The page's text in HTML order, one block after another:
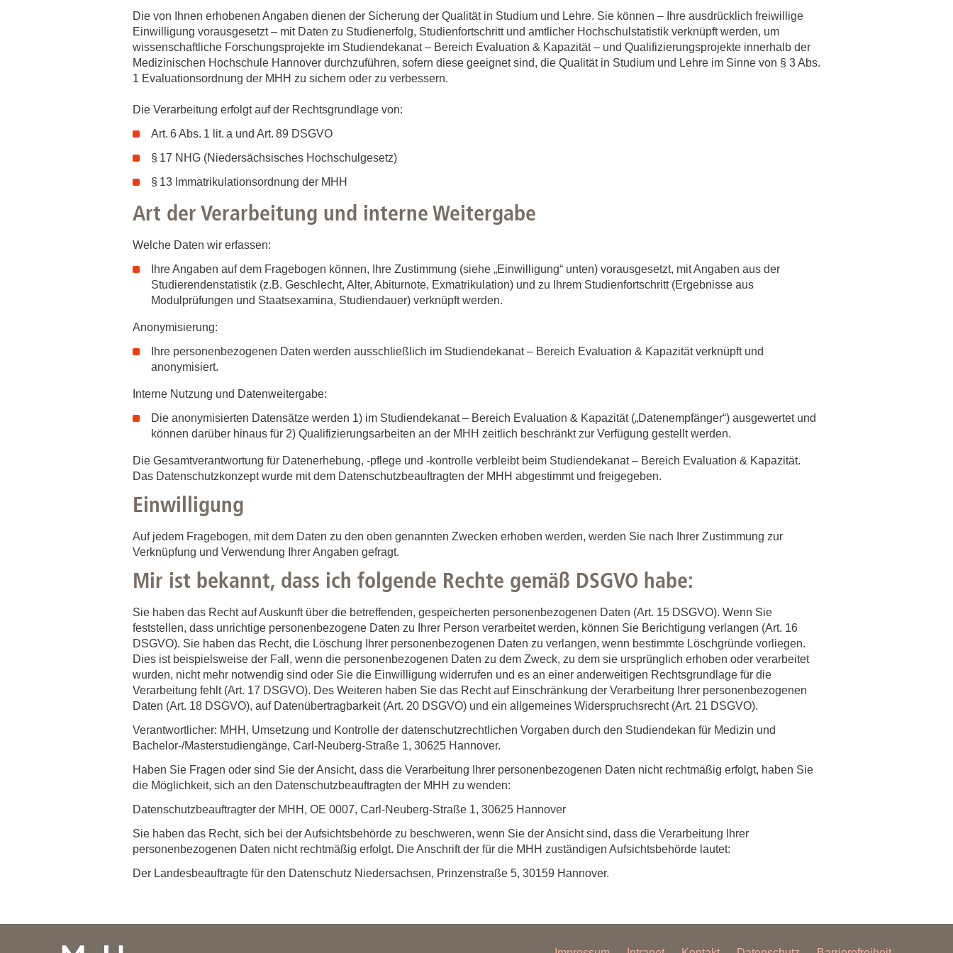
Akademische Karriereentwicklung
Ansprechpersonen
Forschungsdatenpolicy
Forschungsinformationssystem
Dekanin für Forschung und Transfer und
GWP-Kommission
Ombudswesen und Ombudsperson
Forschung - Wissen - Translation - Transfer
Partner:innen & Netzwerke
Die von Ihnen erhobenen Angaben dienen der Sicherung der Qualität in Studium und Lehre. Sie können – Ihre ausdrücklich freiwillige
Einwilligung vorausgesetzt – mit Daten zu Studienerfolg, Studienfortschritt und amtlicher Hochschulstatistik verknüpft werden, um
wissenschaftliche Forschungsprojekte im Studiendekanat – Bereich Evaluation & Kapazität – und Qualifizierungsprojekte innerhalb der
Medizinischen Hochschule Hannover durchzuführen, sofern diese geeignet sind, die Qualität in Studium und Lehre im Sinne von § 3 Abs.
1 Evaluationsordnung der MHH zu sichern oder zu verbessern.
Die Verarbeitung erfolgt auf der Rechtsgrundlage von:
Art. 6 Abs. 1 lit. a und Art. 89 DSGVO
§ 17 NHG (Niedersächsisches Hochschulgesetz)
§ 13 Immatrikulationsordnung der MHH
Art der Verarbeitung und interne Weitergabe
Welche Daten wir erfassen:
Ihre Angaben auf dem Fragebogen können, Ihre Zustimmung (siehe „Einwilligung“ unten) vorausgesetzt, mit Angaben aus der
Studierendenstatistik (z.B. Geschlecht, Alter, Abiturnote, Exmatrikulation) und zu Ihrem Studienfortschritt (Ergebnisse aus
Modulprüfungen und Staatsexamina, Studiendauer) verknüpft werden.
Anonymisierung:
Ihre personenbezogenen Daten werden ausschließlich im Studiendekanat – Bereich Evaluation & Kapazität verknüpft und
anonymisiert.
Interne Nutzung und Datenweitergabe:
Die anonymisierten Datensätze werden 1) im Studiendekanat – Bereich Evaluation & Kapazität („Datenempfänger“) ausgewertet und
können darüber hinaus für 2) Qualifizierungsarbeiten an der MHH zeitlich beschränkt zur Verfügung gestellt werden.
Die Gesamtverantwortung für Datenerhebung, -pflege und -kontrolle verbleibt beim Studiendekanat – Bereich Evaluation & Kapazität.
Das Datenschutzkonzept wurde mit dem Datenschutzbeauftragten der MHH abgestimmt und freigegeben.
Einwilligung
Auf jedem Fragebogen, mit dem Daten zu den oben genannten Zwecken erhoben werden, werden Sie nach Ihrer Zustimmung zur
Verknüpfung und Verwendung Ihrer Angaben gefragt.
Mir ist bekannt, dass ich folgende Rechte gemäß DSGVO habe:
Sie haben das Recht auf Auskunft über die betreffenden, gespeicherten personenbezogenen Daten (Art. 15 DSGVO). Wenn Sie
feststellen, dass unrichtige personenbezogene Daten zu Ihrer Person verarbeitet werden, können Sie Berichtigung verlangen (Art. 16
DSGVO). Sie haben das Recht, die Löschung Ihrer personenbezogenen Daten zu verlangen, wenn bestimmte Löschgründe vorliegen.
Dies ist beispielsweise der Fall, wenn die personenbezogenen Daten zu dem Zweck, zu dem sie ursprünglich erhoben oder verarbeitet
wurden, nicht mehr notwendig sind oder Sie die Einwilligung widerrufen und es an einer anderweitigen Rechtsgrundlage für die
Verarbeitung fehlt (Art. 17 DSGVO). Des Weiteren haben Sie das Recht auf Einschränkung der Verarbeitung Ihrer personenbezogenen
Daten (Art. 18 DSGVO), auf Datenübertragbarkeit (Art. 20 DSGVO) und ein allgemeines Widerspruchsrecht (Art. 21 DSGVO).
Verantwortlicher: MHH, Umsetzung und Kontrolle der datenschutzrechtlichen Vorgaben durch den Studiendekan für Medizin und
Bachelor-/Masterstudiengänge, Carl-Neuberg-Straße 1, 30625 Hannover.
Haben Sie Fragen oder sind Sie der Ansicht, dass die Verarbeitung Ihrer personenbezogenen Daten nicht rechtmäßig erfolgt, haben Sie
die Möglichkeit, sich an den Datenschutzbeauftragten der MHH zu wenden:
Datenschutzbeauftragter der MHH, OE 0007, Carl-Neuberg-Straße 1, 30625 Hannover
Sie haben das Recht, sich bei der Aufsichtsbehörde zu beschweren, wenn Sie der Ansicht sind, dass die Verarbeitung Ihrer
personenbezogenen Daten nicht rechtmäßig erfolgt. Die Anschrift der für die MHH zuständigen Aufsichtsbehörde lautet:
Der Landesbeauftragte für den Datenschutz Niedersachsen, Prinzenstraße 5, 30159 Hannover.